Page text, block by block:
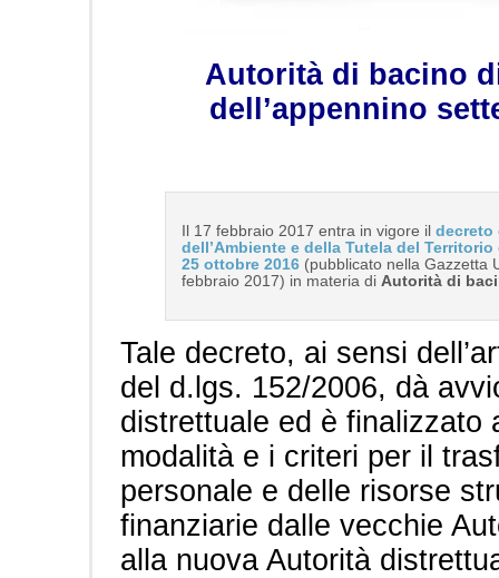
Autorità di bacino
dell’appennino
Il 17 febbraio 2017 entra in vigore il decreto
dell’Ambiente e della Tutela del Territorio
25 ottobre 2016(pubblicato nella Gazzetta
febbraio 2017) in materia di Autorità di
Tale decreto, ai sensi
del d.lgs. 152/2006, dà
distrettuale ed è finalizzato
modalità e i criteri per il
personale e delle risorse
finanziarie dalle vecchie
alla nuova Autorità